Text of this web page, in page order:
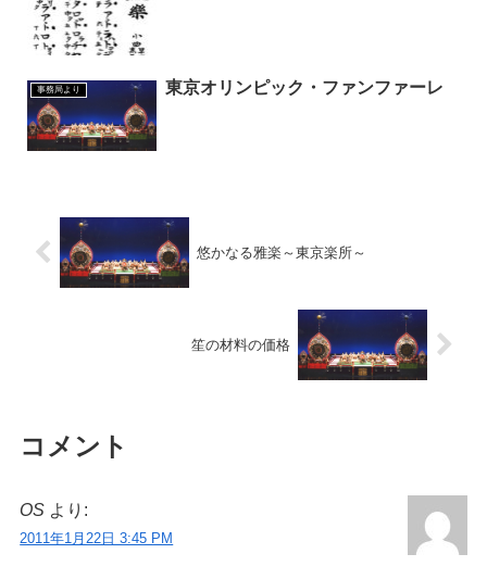
事務局より 東京オリンピック・ファンファーレ
悠かなる雅楽～東京楽所～
笙の材料の価格
コメント
OS より:
2011年1月22日 3:45 PM